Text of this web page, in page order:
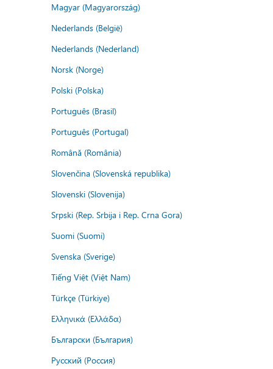
Magyar (Magyarország)
Nederlands (België)
Nederlands (Nederland)
Norsk (Norge)
Polski (Polska)
Português (Brasil)
Português (Portugal)
Română (România)
Slovenčina (Slovenská republika)
Slovenski (Slovenija)
Srpski (Rep. Srbija i Rep. Crna Gora)
Suomi (Suomi)
Svenska (Sverige)
Tiếng Việt (Việt Nam)
Türkçe (Türkiye)
Ελληνικά (Ελλάδα)
Български (България)
Русский (Россия)